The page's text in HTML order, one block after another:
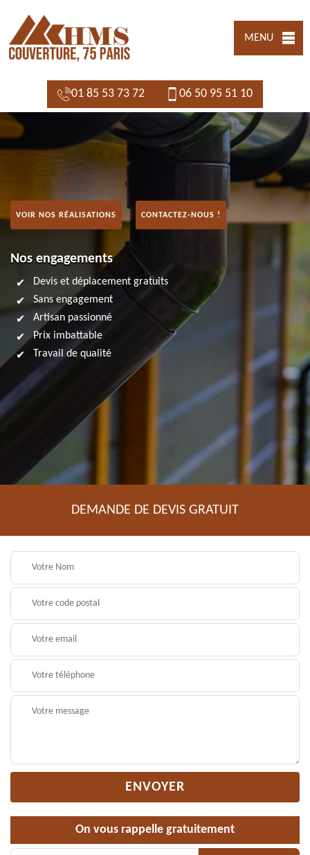
MENU
01 85 53 73 72 06 50 95 51 10
VOIR NOS RÉALISATIONS CONTACTEZ-NOUS !
Nos engagements
Devis et déplacement gratuits
Sans engagement
Artisan passionné
Prix imbattable
Travail de qualité
DEMANDE DE DEVIS GRATUIT
On vous rappelle gratuitement